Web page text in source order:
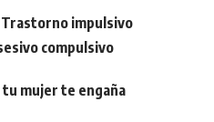
impulsivo
compulsivo
tu mujer te engaña